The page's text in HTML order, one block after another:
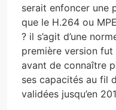
serait enfoncer une
que le H.264 ou
? il s’agit d’une
première version
avant de connaître
ses capacités au fil
validées jusqu’en